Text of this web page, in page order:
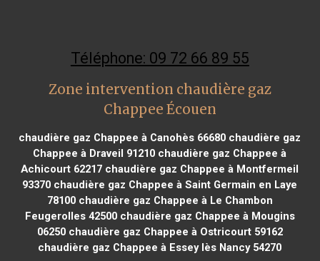
Téléphone: 09 72 66 89 55
Zone intervention chaudière gaz
Chappee Écouen
chaudière gaz Chappee à Canohès 66680 chaudière gaz
Chappee à Draveil 91210 chaudière gaz Chappee à
Achicourt 62217 chaudière gaz Chappee à Montfermeil
93370 chaudière gaz Chappee à Saint Germain en Laye
78100chaudière gaz Chappee à Le Chambon
Feugerolles 42500chaudière gaz Chappee à Mougins
06250chaudière gaz Chappee à Ostricourt 59162
chaudière gaz Chappee à Essey lès Nancy 54270